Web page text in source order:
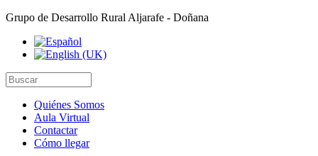
Grupo de Desarrollo Rural Aljarafe - Doñana
Quiénes Somos
Aula Virtual
Contactar
Cómo llegar